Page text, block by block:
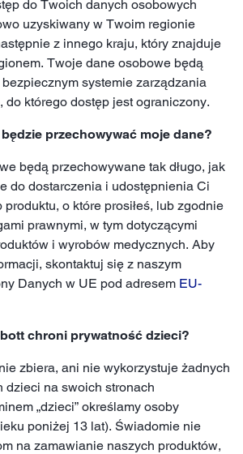
do Twoich danych osobowych
uzyskiwany w Twoim regionie
z innego kraju, który znajduje
Twoje dane osobowe będą
systemie zarządzania
do którego dostęp jest ograniczony.
przechowywać moje dane?
będą przechowywane tak długo, jak
do dostarczenia i udostępnienia Ci
produktu, o które prosiłeś, lub zgodnie
prawnymi, w tym dotyczącymi
i wyrobów medycznych. Aby
skontaktuj się z naszym
Danych w UE pod adresem EU-
chroni prywatność dzieci?
zbiera, ani nie wykorzystuje żadnych
dzieci na swoich stronach
„dzieci” określamy osoby
poniżej 13 lat). Świadomie nie
na zamawianie naszych produktów,